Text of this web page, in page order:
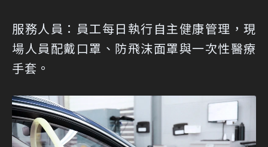
服務人員：員工每日執行自主健康管理，現
場人員配戴口罩、防飛沫面罩與一次性醫療
手套。